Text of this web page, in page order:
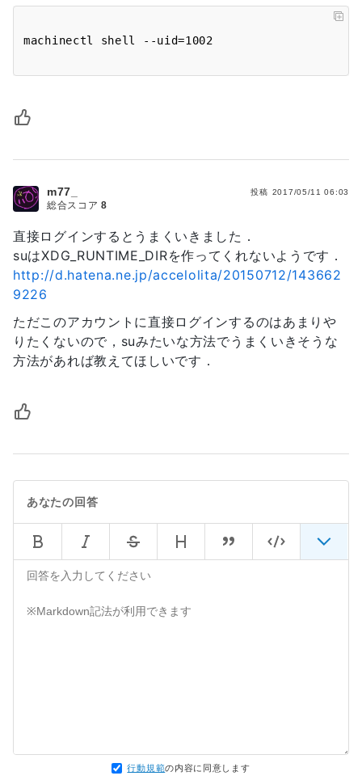
直接ログインするとうまくいきました．
suはXDG_RUNTIME_DIRを作ってくれないようです．
http://d.hatena.ne.jp/accelolita/20150712/143662
9226
ただこのアカウントに直接ログインするのはあまりや
りたくないので，suみたいな方法でうまくいきそうな
方法があれば教えてほしいです．
投稿 2017/05/11 06:03
m77_
総合スコア 8
あなたの回答
行動規範の内容に同意します